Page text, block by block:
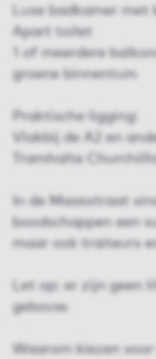
Luxe badkamer
Apart toilet
1 of meerdere
groene binnentuin
Praktische ligging:
Vlakbij de A2 en
Tramhalte
In de Maasstraat
boodschappen een
maar ook traiteurs
Let op: er zijn geen
gebouw.
Waarom kiezen